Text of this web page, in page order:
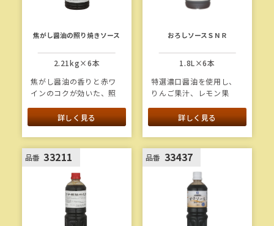
焦がし醤油の照り焼きソース
2.21kg×6本
焦がし醤油の香りと赤ワ
インのコクが効いた、照
す。そのままソースとし
て、また焼きつけ用の調
味料として、様々なメニ
ューにお使いいただけま
す。
詳しく見る
おろしソースＳＮＲ
1.8L×6本
特選濃口醤油を使用し、
りんご果汁、レモン果
っぱりタイプのおろしソ
ースです。
1本当たり重量：2.0kg変
更をプレビュー
い
タ
ブ
で
詳しく見る
品番 33211 品番 33437